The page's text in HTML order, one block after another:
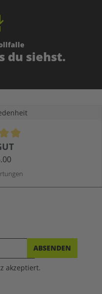
du siehst.
von 5 Sternen
ABSENDEN
akzeptiert.